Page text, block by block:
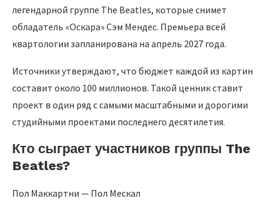
легендарной группе The Beatles, которые снимет
обладатель «Оскара» Сэм Мендес. Премьера всей
квартологии запланирована на апрель 2027 года.
Источники утверждают, что бюджет каждой из картин
составит около 100 миллионов. Такой ценник ставит
проект в один ряд с самыми масштабными и дорогими
студийными проектами последнего десятилетия.
Кто сыграет участников группы The
Beatles?
Пол Маккартни — Пол Мескал